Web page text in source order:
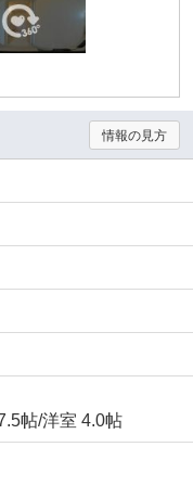
情報の見方
帖/洋室 4.0帖